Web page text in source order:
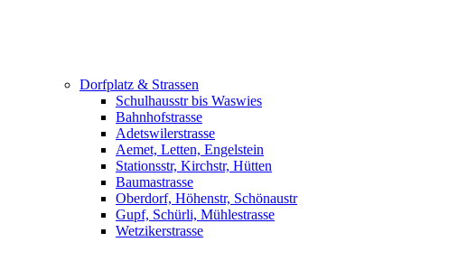
Dorfplatz & Strassen
Schulhausstr bis Waswies
Bahnhofstrasse
Adetswilerstrasse
Aemet, Letten, Engelstein
Stationsstr, Kirchstr, Hütten
Baumastrasse
Oberdorf, Höhenstr, Schönaustr
Gupf, Schürli, Mühlestrasse
Wetzikerstrasse